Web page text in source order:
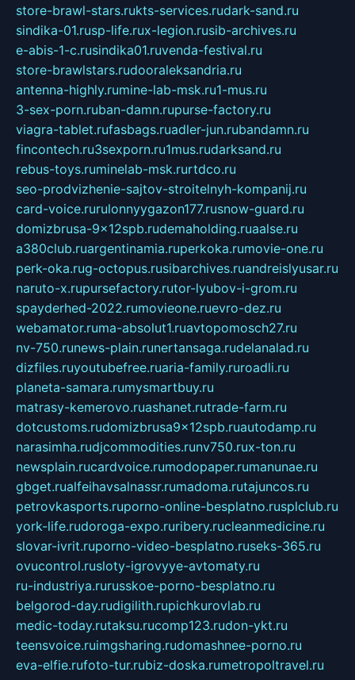
store-brawl-stars.rukts-services.rudark-sand.ru
sindika-01.rusp-life.rux-legion.rusib-archives.ru
e-abis-1-c.rusindika01.ruvenda-festival.ru
store-brawlstars.rudooraleksandria.ru
antenna-highly.rumine-lab-msk.ru1-mus.ru
3-sex-porn.ruban-damn.rupurse-factory.ru
viagra-tablet.rufasbags.ruadler-jun.rubandamn.ru
fincontech.ru3sexporn.ru1mus.rudarksand.ru
rebus-toys.ruminelab-msk.rurtdco.ru
seo-prodvizhenie-sajtov-stroitelnyh-kompanij.ru
card-voice.rurulonnyygazon177.rusnow-guard.ru
domizbrusa-9x12spb.rudemaholding.ruaalse.ru
a380club.ruargentinamia.ruperkoka.rumovie-one.ru
perk-oka.rug-octopus.rusibarchives.ruandreislyusar.ru
naruto-x.rupursefactory.rutor-lyubov-i-grom.ru
spayderhed-2022.rumovieone.ruevro-dez.ru
webamator.ruma-absolut1.ruavtopomosch27.ru
nv-750.runews-plain.runertansaga.rudelanalad.ru
dizfiles.ruyoutubefree.ruaria-family.ruroadli.ru
planeta-samara.rumysmartbuy.ru
matrasy-kemerovo.ruashanet.rutrade-farm.ru
dotcustoms.rudomizbrusa9x12spb.ruautodamp.ru
narasimha.rudjcommodities.runv750.rux-ton.ru
newsplain.rucardvoice.rumodopaper.rumanunae.ru
gbget.rualfeihavsalnassr.rumadoma.rutajuncos.ru
petrovkasports.ruporno-online-besplatno.rusplclub.ru
york-life.rudoroga-expo.ruribery.rucleanmedicine.ru
slovar-ivrit.ruporno-video-besplatno.ruseks-365.ru
ovucontrol.rusloty-igrovyye-avtomaty.ru
ru-industriya.rurusskoe-porno-besplatno.ru
belgorod-day.rudigilith.rupichkurovlab.ru
medic-today.rutaksu.rucomp123.rudon-ykt.ru
teensvoice.ruimgsharing.rudomashnee-porno.ru
eva-elfie.rufoto-tur.rubiz-doska.rumetropoltravel.ru